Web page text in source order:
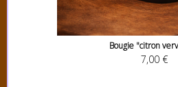
Bougie "citron
7,00 €